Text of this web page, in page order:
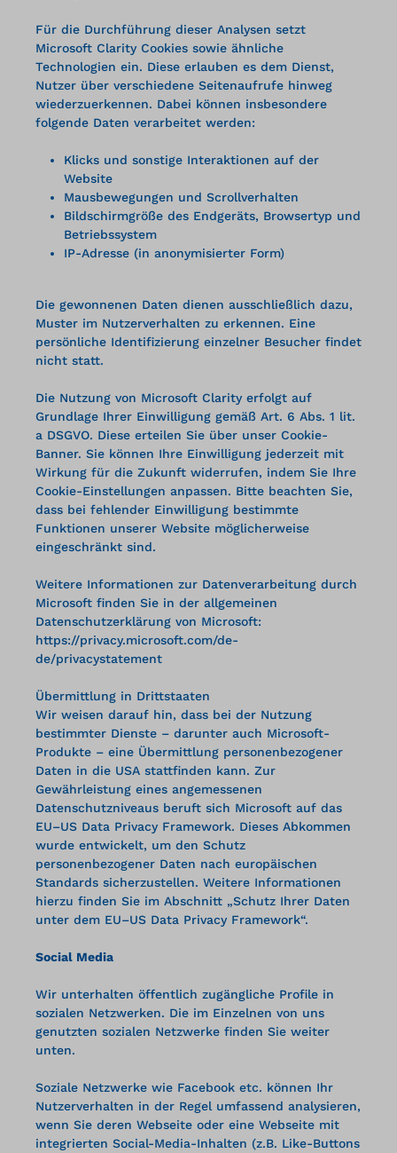
Für die Durchführung dieser Analysen setzt
Microsoft Clarity Cookies sowie ähnliche
Technologien ein. Diese erlauben es dem Dienst,
Nutzer über verschiedene Seitenaufrufe hinweg
wiederzuerkennen. Dabei können insbesondere
folgende Daten verarbeitet werden:
Klicks und sonstige Interaktionen auf der
Website
Mausbewegungen und Scrollverhalten
Bildschirmgröße des Endgeräts, Browsertyp und
Betriebssystem
IP-Adresse (in anonymisierter Form)
Die gewonnenen Daten dienen ausschließlich dazu,
Muster im Nutzerverhalten zu erkennen. Eine
persönliche Identifizierung einzelner Besucher findet
nicht statt.
Die Nutzung von Microsoft Clarity erfolgt auf
Grundlage Ihrer Einwilligung gemäß Art. 6 Abs. 1 lit.
a DSGVO. Diese erteilen Sie über unser Cookie-
Banner. Sie können Ihre Einwilligung jederzeit mit
Wirkung für die Zukunft widerrufen, indem Sie Ihre
Cookie-Einstellungen anpassen. Bitte beachten Sie,
dass bei fehlender Einwilligung bestimmte
Funktionen unserer Website möglicherweise
eingeschränkt sind.
Weitere Informationen zur Datenverarbeitung durch
Microsoft finden Sie in der allgemeinen
Datenschutzerklärung von Microsoft:
https://privacy.microsoft.com/de-
de/privacystatement
Übermittlung in Drittstaaten
Wir weisen darauf hin, dass bei der Nutzung
bestimmter Dienste – darunter auch Microsoft-
Produkte – eine Übermittlung personenbezogener
Daten in die USA stattfinden kann. Zur
Gewährleistung eines angemessenen
Datenschutzniveaus beruft sich Microsoft auf das
EU–US Data Privacy Framework. Dieses Abkommen
wurde entwickelt, um den Schutz
personenbezogener Daten nach europäischen
Standards sicherzustellen. Weitere Informationen
hierzu finden Sie im Abschnitt „Schutz Ihrer Daten
unter dem EU–US Data Privacy Framework“.
Social Media
Wir unterhalten öffentlich zugängliche Profile in
sozialen Netzwerken. Die im Einzelnen von uns
genutzten sozialen Netzwerke finden Sie weiter
unten.
Soziale Netzwerke wie Facebook etc. können Ihr
Nutzerverhalten in der Regel umfassend analysieren,
wenn Sie deren Webseite oder eine Webseite mit
integrierten Social-Media-Inhalten (z.B. Like-Buttons